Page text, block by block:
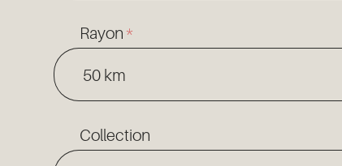
Rayon *
50 km
Collection